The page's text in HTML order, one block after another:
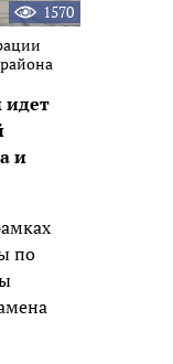
1570
идет
и
по